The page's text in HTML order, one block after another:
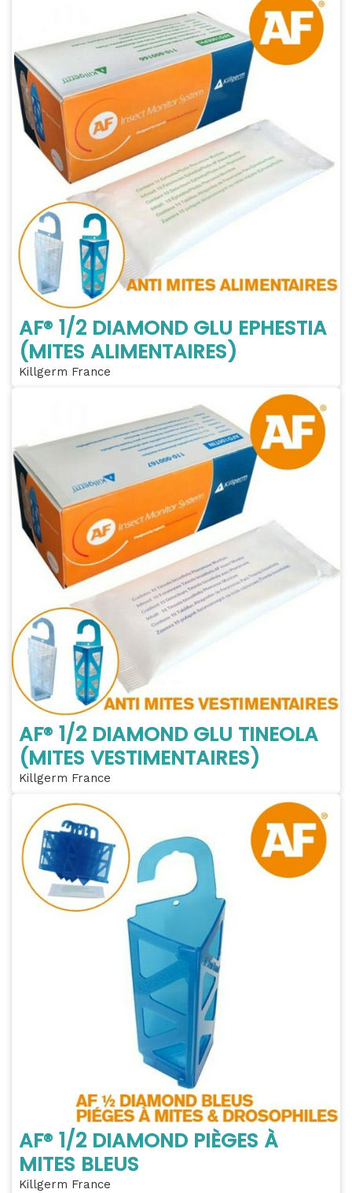
AF® 1/2 DIAMOND GLU EPHESTIA
(MITES ALIMENTAIRES)
Killgerm France
AF® 1/2 DIAMOND GLU TINEOLA
(MITES VESTIMENTAIRES)
Killgerm France
AF® 1/2 DIAMOND PIÈGES À
MITES BLEUS
Killgerm France